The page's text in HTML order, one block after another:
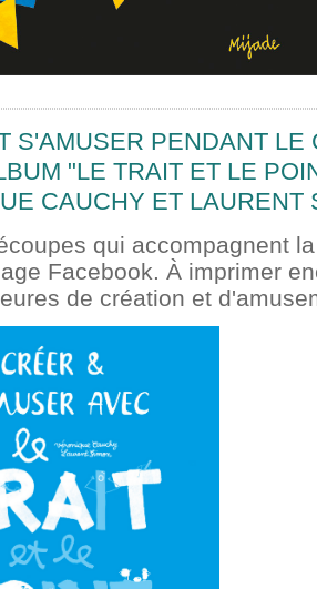
S'AMUSER PENDANT LE
"LE TRAIT ET LE
CAUCHY ET LAURENT
qui accompagnent
Facebook. À imprimer
de création et